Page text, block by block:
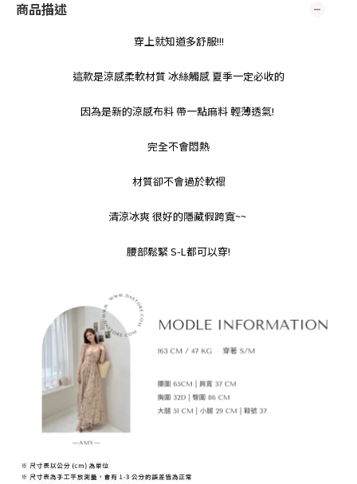
商品描述
穿上就知道多舒服!!!
這款是涼感柔軟材質 冰絲觸感 夏季一定必收的
因為是新的涼感布料 帶一點麻料 輕薄透氣!
完全不會悶熱
材質卻不會過於軟褟
清涼冰爽 很好的隱藏假跨寬~~
腰部鬆緊 S-L都可以穿!